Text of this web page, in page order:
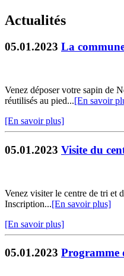
Actualités
05.01.2023 La
Venez déposer votre sapin de
réutilisés au pied...[En savoir
[En savoir plus]
05.01.2023 Visite du
Venez visiter le centre de tri et
Inscription...[En savoir plus]
[En savoir plus]
05.01.2023 Programme